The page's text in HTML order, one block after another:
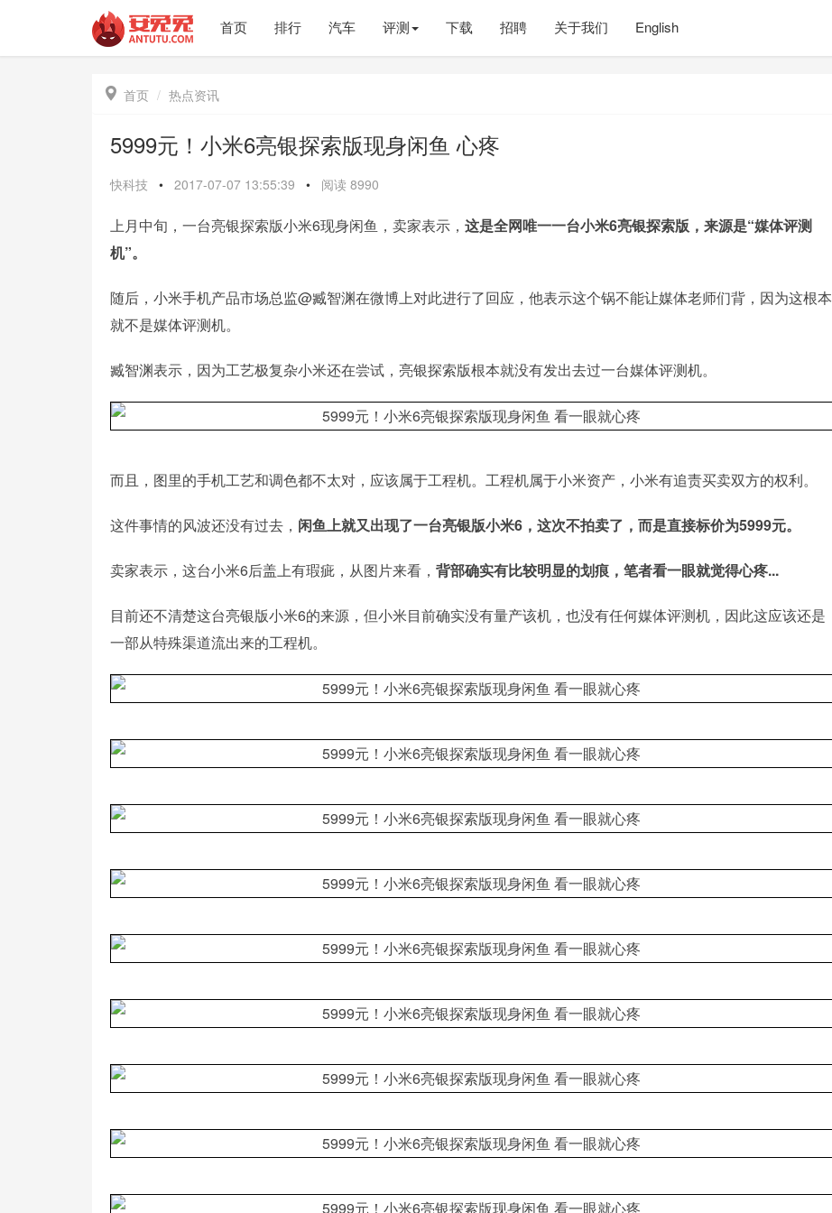
首页 排行 汽车 评测 下载 招聘 关于我们 English
 首页 热点资讯
5999元！小米6亮银探索版现身闲鱼 心疼
快科技 • 2017-07-07 13:55:39 • 阅读 8990
上月中旬，一台亮银探索版小米6现身闲鱼，卖家表示， 这是全网唯一一台小米6亮银探索版，来源是“媒体评测
机”。
随后，小米手机产品市场总监@臧智渊在微博上对此进行了回应，他表示这个锅不能让媒体老师们背，因为这根本
就不是媒体评测机。
臧智渊表示，因为工艺极复杂小米还在尝试，亮银探索版根本就没有发出去过一台媒体评测机。
而且，图里的手机工艺和调色都不太对，应该属于工程机。工程机属于小米资产，小米有追责买卖双方的权利。
这件事情的风波还没有过去， 闲鱼上就又出现了一台亮银版小米6，这次不拍卖了，而是直接标价为5999元。
卖家表示，这台小米6后盖上有瑕疵，从图片来看， 背部确实有比较明显的划痕，笔者看一眼就觉得心疼...
目前还不清楚这台亮银版小米6的来源，但小米目前确实没有量产该机，也没有任何媒体评测机，因此这应该还是
一部从特殊渠道流出来的工程机。